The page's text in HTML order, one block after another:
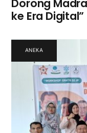
Dorong
ke Era Digital”
ANEKA